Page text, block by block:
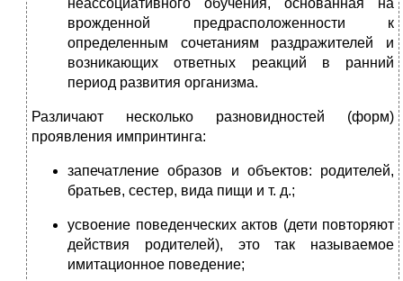
неассоциативного обучения, основанная на
врожденной предрасположенности к
определенным сочетаниям раздражителей и
возникающих ответных реакций в ранний
период развития организма.
Различают несколько разновидностей (форм)
проявления импринтинга:
запечатление образов и объектов: родителей,
братьев, сестер, вида пищи и т. д.;
усвоение поведенческих актов (дети повторяют
действия родителей), это так называемое
имитационное поведение;